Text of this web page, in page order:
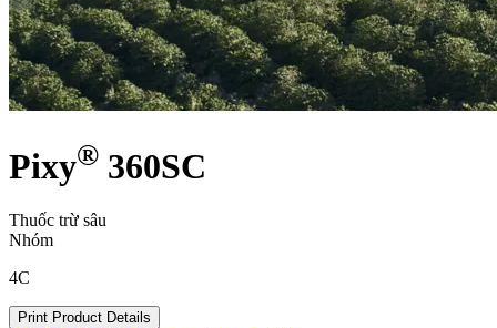
Pixy® 360SC
Thuốc trừ sâu
Nhóm
4C
Print Product Details